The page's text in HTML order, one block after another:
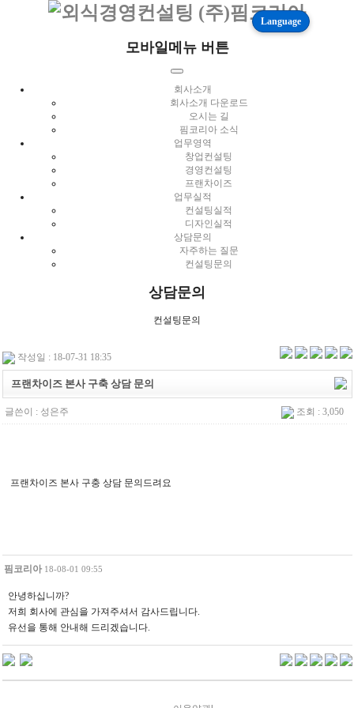
Language
모바일메뉴 버튼
회사소개
회사소개 다운로드
오시는 길
핌코리아 소식
업무영역
창업컨설팅
경영컨설팅
프랜차이즈
업무실적
컨설팅실적
디자인실적
상담문의
자주하는 질문
컨설팅문의
상담문의
컨설팅문의
작성일 : 18-07-31 18:35
프랜차이즈 본사 구축 상담 문의
글쓴이 : 성은주 조회 : 3,050
프랜차이즈 본사 구충 상담 문의드려요
핌코리아 18-08-01 09:55
안녕하십니까?
저희 회사에 관심을 가져주셔서 감사드립니다.
유선을 통해 안내해 드리겠습니다.